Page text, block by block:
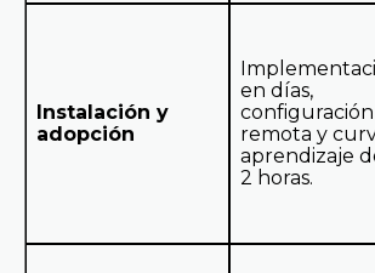
Instalación y
adopción
en días,
configuración
remota y
aprendizaje
2 horas.